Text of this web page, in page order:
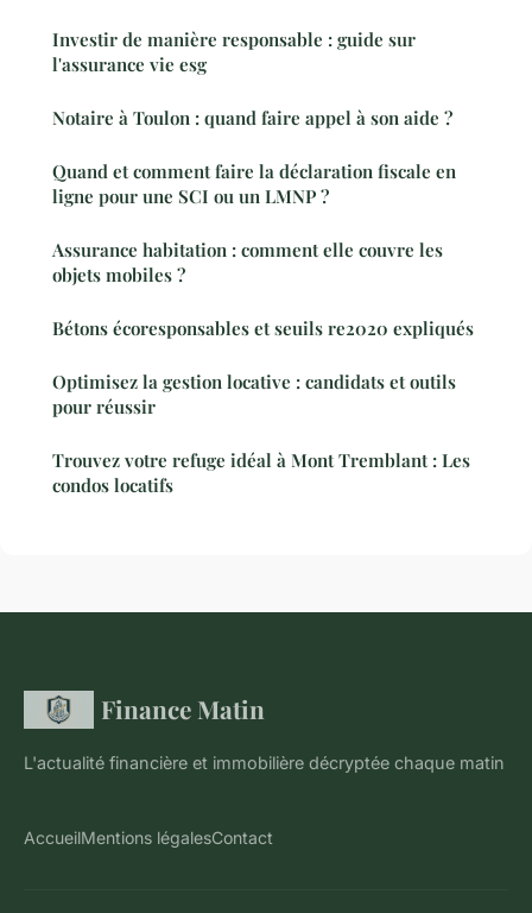
Investir de manière responsable : guide sur
l'assurance vie esg
Notaire à Toulon : quand faire appel à son aide ?
Quand et comment faire la déclaration fiscale en
ligne pour une SCI ou un LMNP ?
Assurance habitation : comment elle couvre les
objets mobiles ?
Bétons écoresponsables et seuils re2020 expliqués
Optimisez la gestion locative : candidats et outils
pour réussir
Trouvez votre refuge idéal à Mont Tremblant : Les
condos locatifs
Finance Matin
L'actualité financière et immobilière décryptée chaque matin
AccueilMentions légalesContact